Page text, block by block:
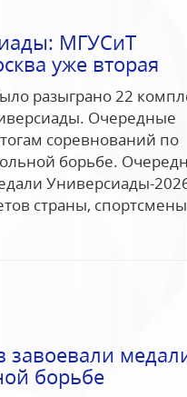
МГУСиТ
уже вторая
разыграно 22
Очередные
соревнований по
борьбе.
Универсиады-
страны, спортсмены
завоевали
борьбе